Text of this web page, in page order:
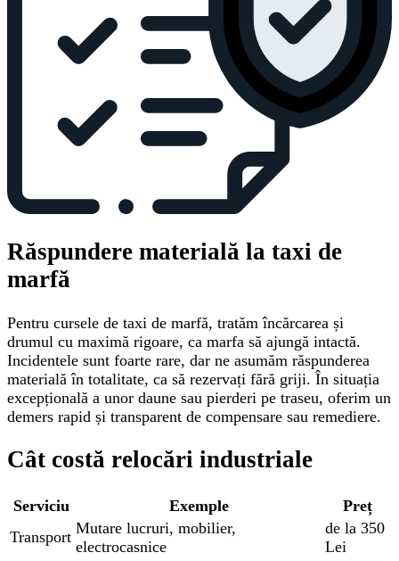
Răspundere materială la taxi de
marfă
Pentru cursele de taxi de marfă, tratăm încărcarea și
drumul cu maximă rigoare, ca marfa să ajungă intactă.
Incidentele sunt foarte rare, dar ne asumăm răspunderea
materială în totalitate, ca să rezervați fără griji. În situația
excepțională a unor daune sau pierderi pe traseu, oferim un
demers rapid și transparent de compensare sau remediere.
Cât costă relocări industriale
Serviciu Exemple
Preț
Transport Mutare lucruri, mobilier,
electrocasnice
de la 350
Lei